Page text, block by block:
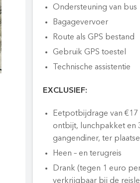
Ondersteuning van bus
Bagagevervoer
Route als GPS bestand
Gebruik GPS toestel
Technische assistentie
EXCLUSIEF:
Eetpotbijdrage van
ontbijt, lunchpakket en
gangendiner, ter
Heen – en terugreis
Drank (tegen 1 euro
verkrijgbaar bij de